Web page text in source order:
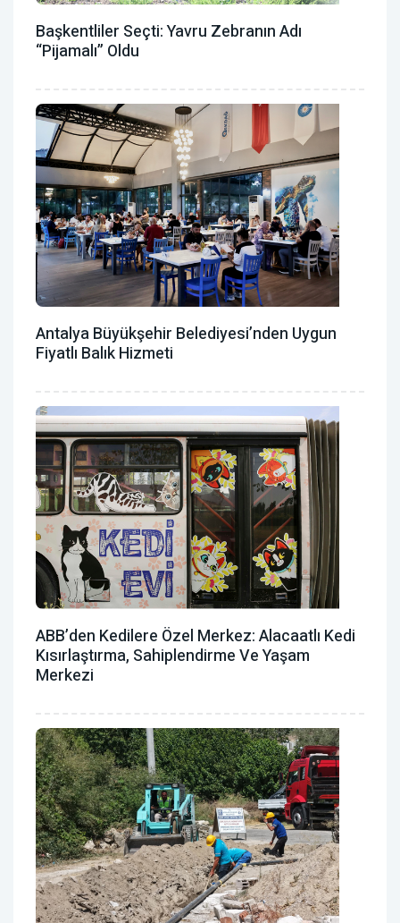
Başkentliler Seçti: Yavru Zebranın Adı
“Pijamalı” Oldu
Antalya Büyükşehir Belediyesi’nden Uygun
Fiyatlı Balık Hizmeti
ABB’den Kedilere Özel Merkez: Alacaatlı Kedi
Kısırlaştırma, Sahiplendirme Ve Yaşam
Merkezi